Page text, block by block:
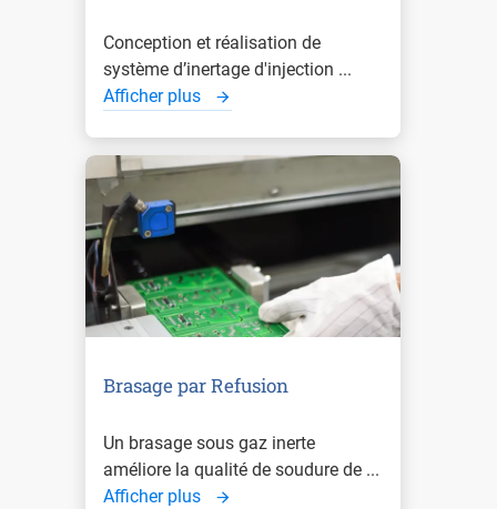
Conception et réalisation de
système d’inertage d'injection ...
Afficher plus
Brasage par Refusion
Un brasage sous gaz inerte
améliore la qualité de soudure de ...
Afficher plus